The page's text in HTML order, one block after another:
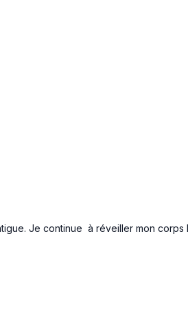
Je continue à réveiller mon corps